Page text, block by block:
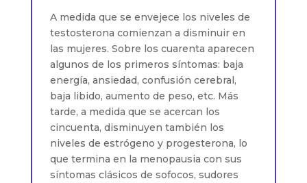
A medida que se envejece los niveles de
testosterona comienzan a disminuir en
las mujeres. Sobre los cuarenta aparecen
algunos de los primeros síntomas: baja
energía, ansiedad, confusión cerebral,
baja libido, aumento de peso, etc. Más
tarde, a medida que se acercan los
cincuenta, disminuyen también los
niveles de estrógeno y progesterona, lo
que termina en la menopausia con sus
síntomas clásicos de sofocos, sudores